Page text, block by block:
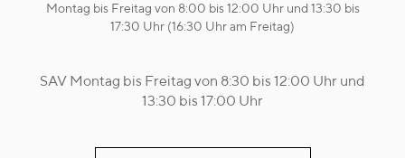
Montag bis Freitag von 8:00 bis 12:00 Uhr und 13:30 bis
17:30 Uhr (16:30 Uhr am Freitag)
SAV Montag bis Freitag von 8:30 bis 12:00 Uhr und
13:30 bis 17:00 Uhr